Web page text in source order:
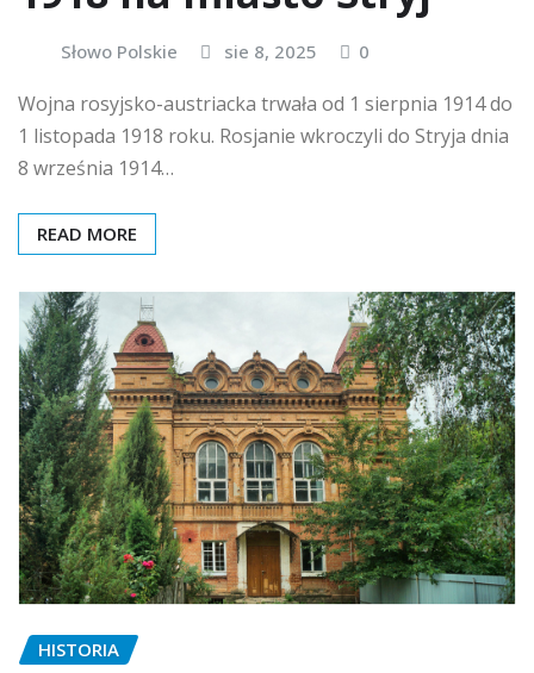
Słowo Polskie sie 8, 2025 0
Wojna rosyjsko-austriacka trwała od 1 sierpnia 1914 do
1 listopada 1918 roku. Rosjanie wkroczyli do Stryja dnia
8 września 1914…
READ MORE
HISTORIA